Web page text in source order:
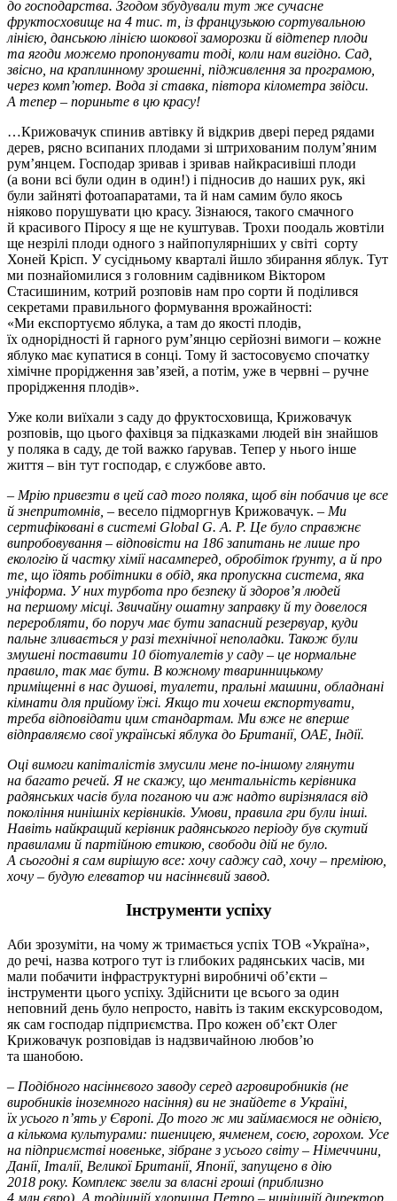
до господарства. Згодом збудували тут же сучасне
фруктосховище на 4 тис. т, із французькою сортувальною
лінією, данською лінією шокової заморозки й відтепер плоди
та ягоди можемо пропонувати тоді, коли нам вигідно. Сад,
звісно, на краплинному зрошенні, підживлення за програмою,
через комп’ютер. Вода зі ставка, півтора кілометра звідси.
А тепер – пориньте в цю красу!
…Крижовачук спинив автівку й відкрив двері перед рядами
дерев, рясно всипаних плодами зі штрихованим полум’яним
рум’янцем. Господар зривав і зривав найкрасивіші плоди
(а вони всі були один в один!) і підносив до наших рук, які
були зайняті фотоапаратами, та й нам самим було якось
ніяково порушувати цю красу. Зізнаюся, такого смачного
й красивого Піросу я ще не куштував. Трохи поодаль жовтіли
ще незрілі плоди одного з найпопулярніших у світі сорту
Хоней Крісп. У сусідньому кварталі йшло збирання яблук. Тут
ми познайомилися з головним садівником Віктором
Стасишиним, котрий розповів нам про сорти й поділився
секретами правильного формування врожайності:
«Ми експортуємо яблука, а там до якості плодів,
їх однорідності й гарного рум’янцю серйозні вимоги – кожне
яблуко має купатися в сонці. Тому й застосовуємо спочатку
хімічне прорідження зав’язей, а потім, уже в червні – ручне
прорідження плодів».
Уже коли виїхали з саду до фруктосховища, Крижовачук
розповів, що цього фахівця за підказками людей він знайшов
у поляка в саду, де той важко ґарував. Тепер у нього інше
життя – він тут господар, є службове авто.
– Мрію привезти в цей сад того поляка, щоб він побачив це все
й знепритомнів, – весело підморг­нув Крижовачук. – Ми
сертифіковані в системі Global G. A. P. Це було справжнє
випробовування – відповісти на 186 запитань не лише про
екологію й частку хімії насамперед, обробіток ґрунту, а й про
те, що їдять робітники в обід, яка пропускна система, яка
уніформа. У них турбота про безпеку й здоров’я людей
на першому місці. Звичайну ошатну заправку й ту довелося
переробляти, бо поруч має бути запасний резервуар, куди
пальне зливається у разі технічної неполадки. Також були
змушені поставити 10 біотуалетів у саду – це нормальне
правило, так має бути. В кожному тваринницькому
приміщенні в нас душові, туалети, пральні машини, обладнані
кімнати для прийому їжі. Якщо ти хочеш експортувати,
треба відповідати цим стандартам. Ми вже не вперше
відправляємо свої українські яблука до Британії, ОАЕ, Індії.
Оці вимоги капіталістів змусили мене по-іншому глянути
на багато речей. Я не скажу, що ментальність керівника
радянських часів була поганою чи аж надто вирізнялася від
покоління нинішніх керівників. Умови, правила гри були інші.
Навіть найкращий керівник радянського періоду був скутий
правилами й партійною етикою, свободи дій не було.
А сьогодні я сам вирішую все: хочу саджу сад, хочу – преміюю,
хочу – будую елеватор чи насіннєвий завод.
Інструменти успіху
Аби зрозуміти, на чому ж тримається успіх ТОВ «Україна»,
до речі, назва котрого тут із глибоких радянських часів, ми
мали побачити інфраструктурні виробничі об’єкти –
інструменти цього успіху. Здійснити це всього за один
неповний день було непросто, навіть із таким екскурсоводом,
як сам господар підприємства. Про кожен об’єкт Олег
Крижовачук розповідав із надзвичайною любов’ю
та шанобою.
– Подібного насіннєвого заводу серед агровиробників (не
виробників іноземного насіння) ви не знайдете в Україні,
їх усього п’ять у Європі. До того ж ми займаємося не однією,
а кількома культурами: пшеницею, ячменем, соєю, горохом. Усе
на підприємстві новеньке, зібране з усього світу – Німеччини,
Данії, Італії, Великої Британії, Японії, запущено в дію
2018 року. Комплекс звели за власні гроші (приблизно